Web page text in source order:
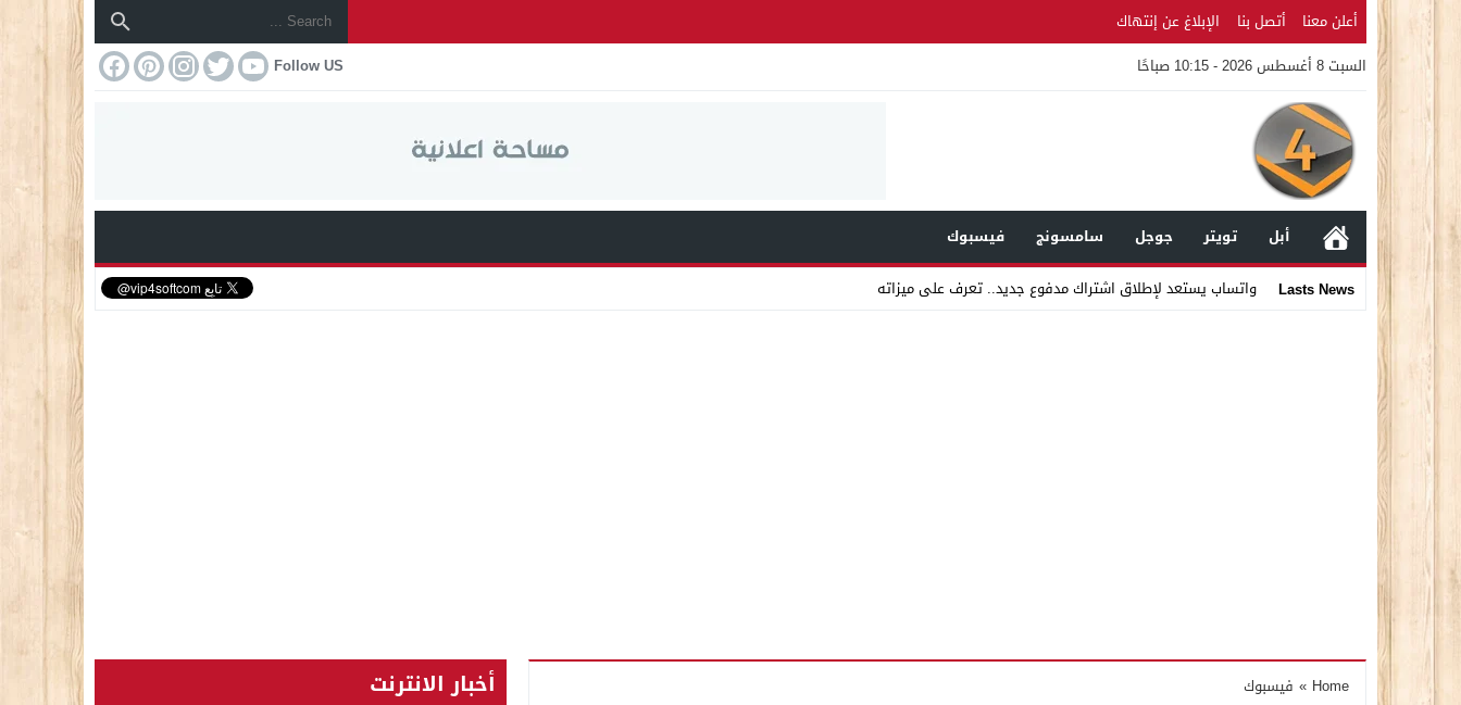
أعلن معنا أتصل بنا
الإبلاغ عن إنتهاك
السبت 8 أغسطس 2026 - 10:15 صباحًا
Follow US
أبل تويتر جوجل سامسونج
فيسبوك
Lasts News
واتساب يستعد لإطلاق اشتراك مدفوع جديد.. تعرف على ميزاته
Home
» فيسبوك أخبار الانترنت